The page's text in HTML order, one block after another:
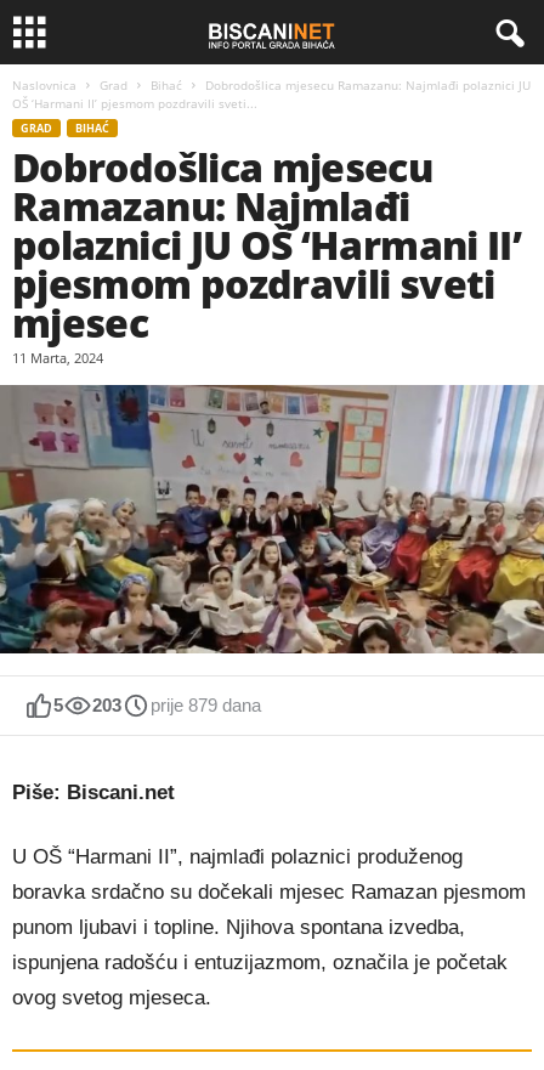
Naslovnica Grad Bihać
Dobrodošlica mjesecu Ramazanu: Najmlađi polaznici JU
OŠ ‘Harmani II’ pjesmom pozdravili sveti...
GRAD BIHAĆ
Dobrodošlica mjesecu
Ramazanu: Najmlađi
polaznici JU OŠ ‘Harmani II’
pjesmom pozdravili sveti
mjesec
11 Marta, 2024
5 203 prije 879 dana
Piše: Biscani.net
U OŠ “Harmani II”, najmlađi polaznici produženog
boravka srdačno su dočekali mjesec Ramazan pjesmom
punom ljubavi i topline. Njihova spontana izvedba,
ispunjena radošću i entuzijazmom, označila je početak
ovog svetog mjeseca.